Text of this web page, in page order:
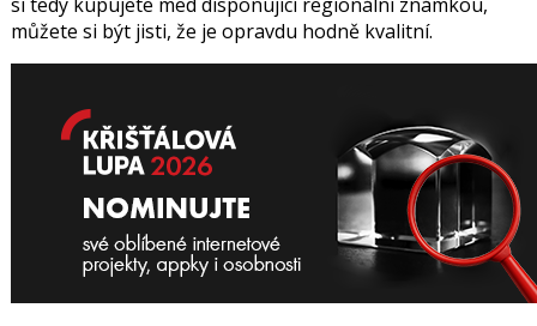
můžete si být jisti, že je opravdu hodně kvalitní.